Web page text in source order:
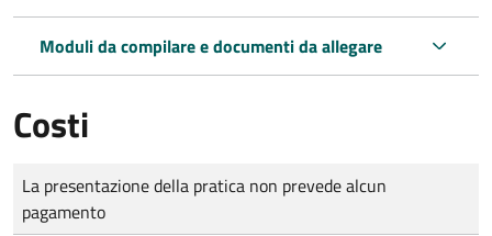
Moduli da compilare e documenti da allegare
Costi
Tipo di pagamento
Importo
La presentazione della pratica non prevede alcun
pagamento